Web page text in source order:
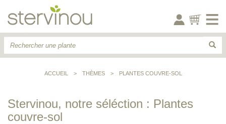
ACCUEIL > THÈMES > PLANTES COUVRE-SOL
Stervinou, notre séléction : Plantes
couvre-sol